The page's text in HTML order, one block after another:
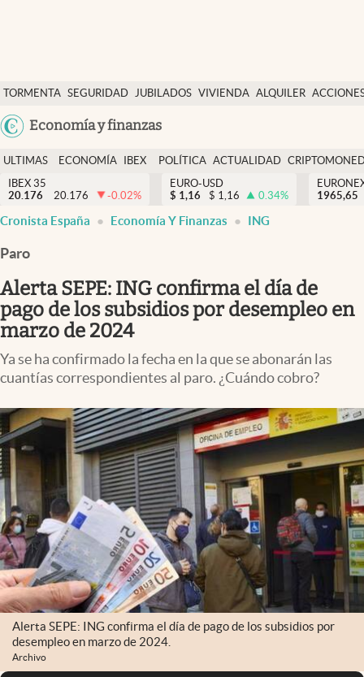
TORMENTA SEGURIDAD JUBILADOS VIVIENDA ALQUILER
USA
Economía y finanzas
Economía y finanzas
Política
Actualidad
Criptomonedas
España
ULTIMAS
NOTICIAS
ECONOMÍA
FINANZAS
IBEX
EURO
POLÍTICA ACTUALIDAD
IBEX 35
20.176
20.176 -0.02%
EURO-USD
$ 1,16 $ 1,16 0.34%
1965,65
Cronista España Economía Y Finanzas ING
Paro
Alerta SEPE: ING confirma el día de
pago de los subsidios por desempleo en
marzo de 2024
Ya se ha confirmado la fecha en la que se abonarán las
cuantías correspondientes al paro. ¿Cuándo cobro?
Alerta SEPE: ING confirma el día de pago de los subsidios por
desempleo en marzo de 2024.
Archivo